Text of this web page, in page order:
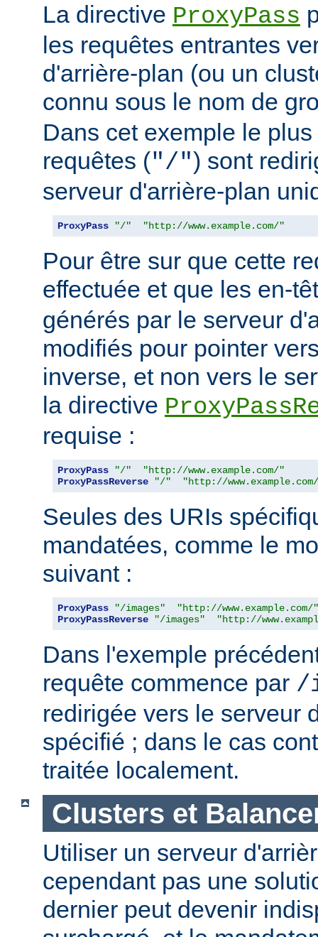
La directive ProxyPass
les requêtes entrantes
d'arrière-plan (ou un
connu sous le nom de
Dans cet exemple le
requêtes ("/") sont
serveur d'arrière-plan
ProxyPass "/" "http://www.example.com/"
Pour être sur que cette
effectuée et que les en-
générés par le serveur
modifiés pour pointer
inverse, et non vers le
la directive
requise :
ProxyPass "/"
"http://www.example.com/"
ProxyPassReverse
"/" "http://
Seules des URIs
mandatées, comme le
suivant :
ProxyPass "/images"
"http://www.example.com/"
ProxyPassReverse
"/images" "http://
Dans l'exemple
requête commence par /
redirigée vers le serveur
spécifié ; dans le cas
traitée localement.
Clusters et
Utiliser un serveur
cependant pas une
dernier peut devenir